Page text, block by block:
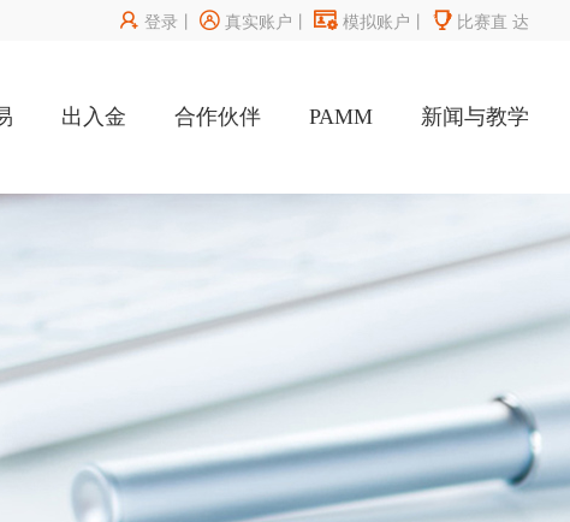
 登录 丨 真实账户  模拟账户  比赛直 达
出入金 合作伙伴 PAMM 新闻与教学